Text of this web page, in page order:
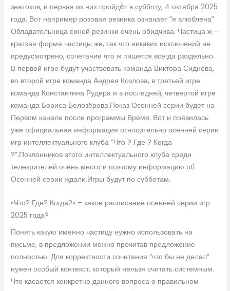
знатоков, и первая из них пройдëт в субботу, 4 октября 2025
года. Вот например розовая резинка означает “я влюблена”
Обладательница синей резинки очень обидчива. Частица ж –
краткая форма частицы же, так что никаких исключений не
предусмотрено, сочетание что ж пишется всегда раздельно.
В первой игре будут участвовать команда Виктора Сиднева,
во второй игре команда Андрея Козлова, в третьей игре
команда Константина Рудера и в последней, четвертой игре
команда Бориса Белозёрова.Показ Осенней серии будет на
Первом канале после программы Время. Вот и появилась
уже официальная информация относительно осенней серии
игр интеллектуального клуба “Что ? Где ? Когда
?”.Поклонников этого интеллектуального клуба среди
телезрителей очень много и поэтому информацию об
Осенней серии ждали.Игры будут по субботам.
«Что? Где? Когда?» – какое расписание осенней серии игр
2025 года?
Понять какую именно частицу нужно использовать на
письме, в предложении можно прочитав предложение
полностью. Для корректности сочетания “что бы не делал”
нужен особый контекст, который нельзя считать системным.
Что касается конкретно данного вопроса о правильном